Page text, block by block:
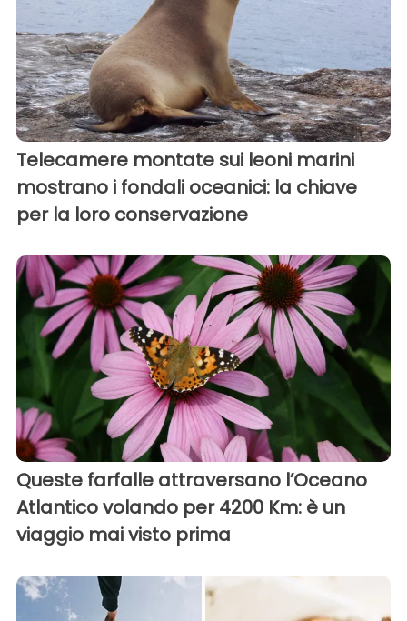
Telecamere montate sui leoni marini
mostrano i fondali oceanici: la chiave
per la loro conservazione
Queste farfalle attraversano l’Oceano
Atlantico volando per 4200 Km: è un
viaggio mai visto prima